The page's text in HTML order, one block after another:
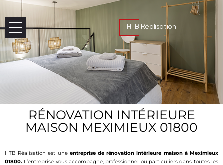
HTB Réalisation
RÉNOVATION INTÉRIEURE
MAISON MEXIMIEUX 01800
HTB Réalisation est une entreprise de rénovation intérieure maison à Meximieux
01800. L’entreprise vous accompagne, professionnel ou particuliers dans toutes les